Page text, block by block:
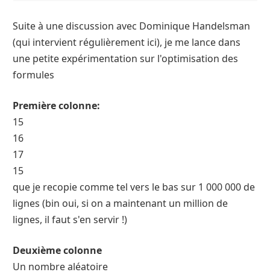
Suite à une discussion avec Dominique Handelsman
(qui intervient régulièrement ici), je me lance dans
une petite expérimentation sur l'optimisation des
formules
Première colonne:
15
16
17
15
que je recopie comme tel vers le bas sur 1 000 000 de
lignes (bin oui, si on a maintenant un million de
lignes, il faut s'en servir !)
Deuxième colonne
Un nombre aléatoire